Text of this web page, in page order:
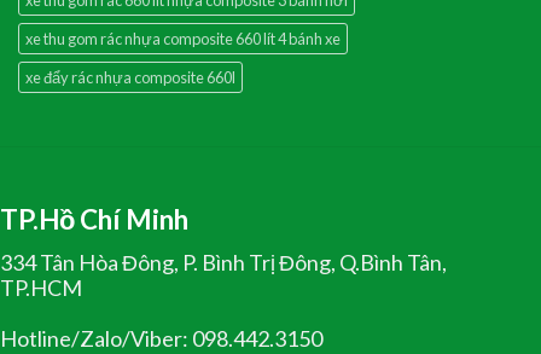
xe thu gom rác nhựa composite 660 lít 4 bánh xe
xe đẩy rác nhựa composite 660l
TP.Hồ Chí Minh
334 Tân Hòa Đông, P. Bình Trị Đông, Q.Bình Tân,
TP.HCM
Hotline/Zalo/Viber: 098.442.3150